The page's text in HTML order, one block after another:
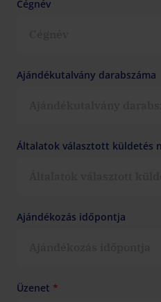
Cégnév
Ajándékutalvány darabszáma
Általatok választott küldetés
Ajándékozás időpontja
Üzenet *